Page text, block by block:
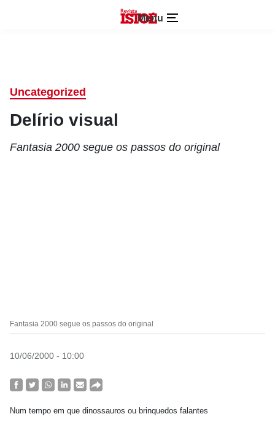
Menu
Uncategorized
Delírio visual
Fantasia 2000 segue os passos do original
Fantasia 2000 segue os passos do original
10/06/2000 - 10:00
Num tempo em que dinossauros ou brinquedos falantes